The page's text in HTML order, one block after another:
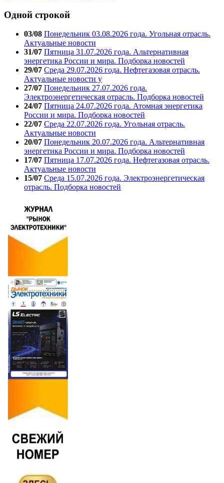
Одной строкой
03/08 Понедельник 03.08.2026 года. Угольная отрасль.
Актуальные новости
31/07 Пятница 31.07.2026 года. Альтернативная
энергетика России и мира. Подборка новостей
29/07 Среда 29.07.2026 года. Нефтегазовая отрасль.
Актуальные новости у
27/07 Понедельник 27.07.2026 года.
Электроэнергетическая отрасль. Подборка новостей
24/07 Пятница 24.07.2026 года. Атомная энергетика
России и мира. Подборка новостей
22/07 Среда 22.07.2026 года. Угольная отрасль.
Актуальные новости
20/07 Понедельник 20.07.2026 года. Альтернативная
энергетика России и мира. Подборка новостей
17/07 Пятница 17.07.2026 года. Нефтегазовая отрасль.
Актуальные новости
15/07 Среда 15.07.2026 года. Электроэнергетическая
отрасль. Подборка новостей